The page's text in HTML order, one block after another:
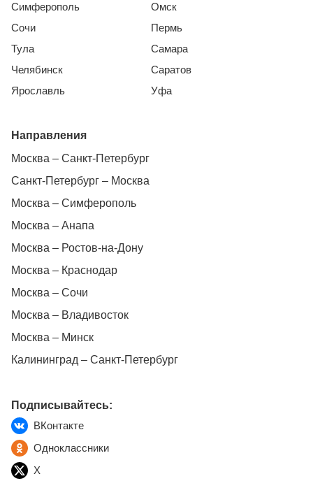
Симферополь
Сочи
Тула
Челябинск
Ярославль
Омск
Пермь
Самара
Саратов
Уфа
Направления
Москва – Санкт-Петербург
Санкт-Петербург – Москва
Москва – Симферополь
Москва – Анапа
Москва – Ростов-на-Дону
Москва – Краснодар
Москва – Сочи
Москва – Владивосток
Москва – Минск
Калининград – Санкт-Петербург
Подписывайтесь:
ВКонтакте
Одноклассники
X